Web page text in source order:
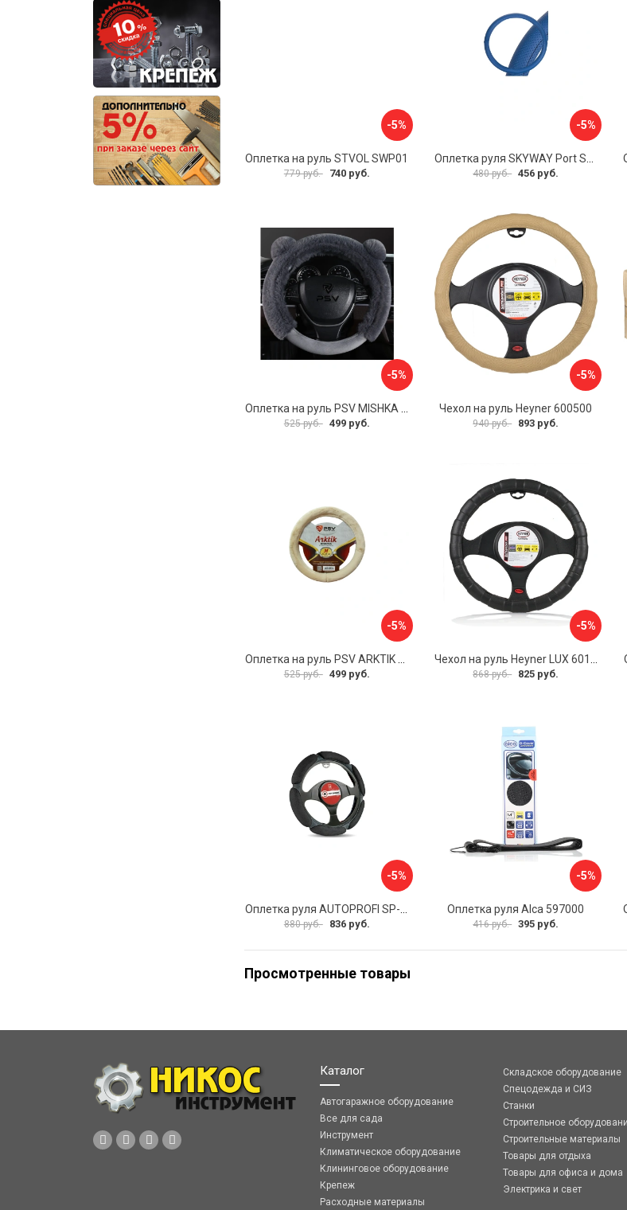
-5%
Оплетка на руль STVOL SWP01
779 руб. 740 руб.
-5%
480 руб. 456 руб.
-5%
Оплетка на руль PSV MISHKA Premium 136096
525 руб. 499 руб.
-5%
Чехол на руль Heyner 600500
940 руб. 893 руб.
-5%
525 руб. 499 руб.
-5%
868 руб. 825 руб.
-5%
880 руб. 836 руб.
-5%
Оплетка руля Alca 597000
416 руб. 395 руб.
Просмотренные товары
Каталог
Автогаражное оборудование
Все для сада
Инструмент
Климатическое оборудование
Клининговое оборудование
Крепеж
Расходные материалы
Складское оборудование
Спецодежда и СИЗ
Станки
Строительное
Строительные материалы
Товары для отдыха
Товары для офиса и дома
Электрика и свет